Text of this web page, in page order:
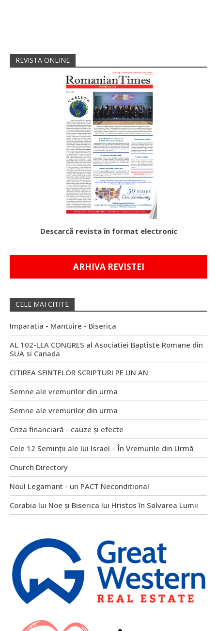
REVISTA ONLINE
Descarcă revista în format electronic
ARHIVA REVISTEI
CELE MAI CITITE
Imparatia - Mantuire - Biserica
AL 102-LEA CONGRES al Asociatiei Baptiste Romane din
SUA si Canada
CITIREA SFINTELOR SCRIPTURI PE UN AN
Semne ale vremurilor din urma
Semne ale vremurilor din urma
Criza financiară - cauze și efecte
Cele 12 Seminții ale lui Israel – În Vremurile din Urmă
Church Directory
Noul Legamant - un PACT Neconditional
Corabia lui Noe și Biserica lui Hristos în Salvarea Lumii